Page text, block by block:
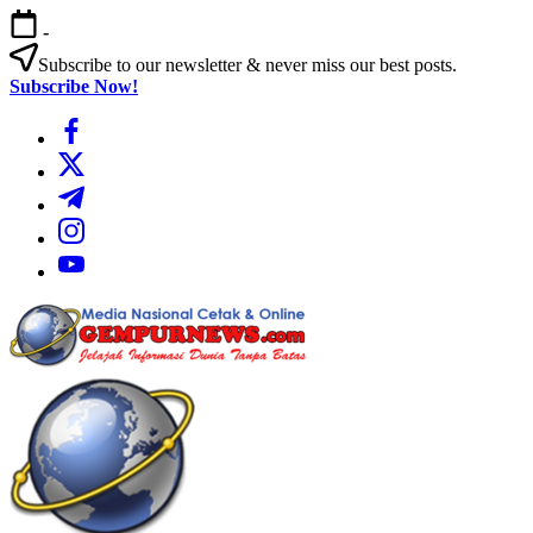
Skip
to
content
-
Subscribe to our newsletter & never miss our best posts.
Subscribe Now!
https://www.facebook.com/
https://twitter.com/
https://t.me/
https://www.instagram.com/
https://youtube.com/